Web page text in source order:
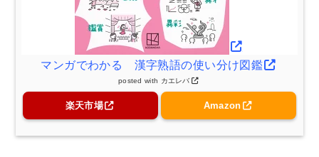
マンガでわかる 漢字熟語の使い分け図鑑
posted with カエレバ
楽天市場 Amazon